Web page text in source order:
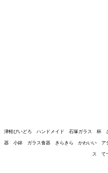
津軽びいどろ ハンドメイド 石塚ガラス
器 小鉢 ガラス食器 きらきら かわいい ア
ス て